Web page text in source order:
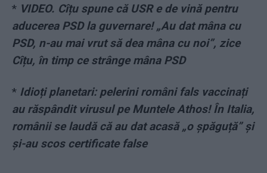
* VIDEO. Cîțu spune că USR e de vină pentru
aducerea PSD la guvernare! „Au dat mâna cu
PSD, n-au mai vrut să dea mâna cu noi”, zice
Cîțu, în timp ce strânge mâna PSD
* Idioți planetari: pelerini români fals vaccinați
au răspândit virusul pe Muntele Athos! În Italia,
românii se laudă că au dat acasă „o șpăguță” și
și-au scos certificate false